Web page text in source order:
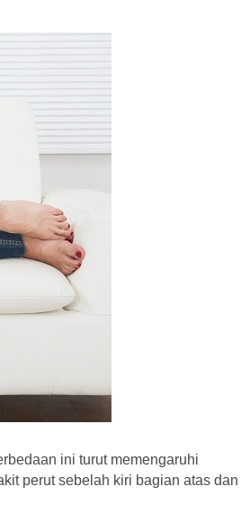
ini turut memengaruhi
perut sebelah kiri bagian atas dan